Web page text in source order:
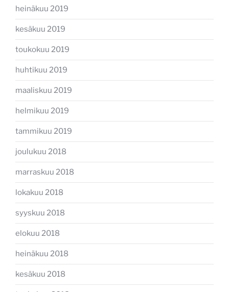
heinäkuu 2019
kesäkuu 2019
toukokuu 2019
huhtikuu 2019
maaliskuu 2019
helmikuu 2019
tammikuu 2019
joulukuu 2018
marraskuu 2018
lokakuu 2018
syyskuu 2018
elokuu 2018
heinäkuu 2018
kesäkuu 2018